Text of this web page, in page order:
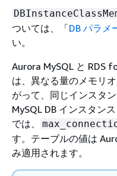
ついては、「DB パラメ
い。
Aurora MySQL と RDS
は、異なる量のメモリ
がって、同じインスタ
MySQL DB インスタン
では、
す。テーブルの値は
み適用されます。